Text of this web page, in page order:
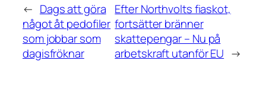
← Dags att göra
något åt pedofiler
som jobbar som
dagisfröknar
Efter Northvolts fiaskot,
fortsätter bränner
skattepengar – Nu på
arbetskraft utanför EU →